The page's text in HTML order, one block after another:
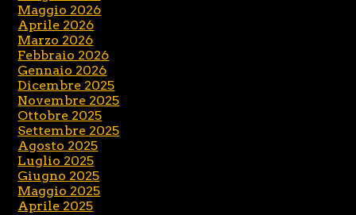
Maggio 2026
Aprile 2026
Marzo 2026
Febbraio 2026
Gennaio 2026
Dicembre 2025
Novembre 2025
Ottobre 2025
Settembre 2025
Agosto 2025
Luglio 2025
Giugno 2025
Maggio 2025
Aprile 2025